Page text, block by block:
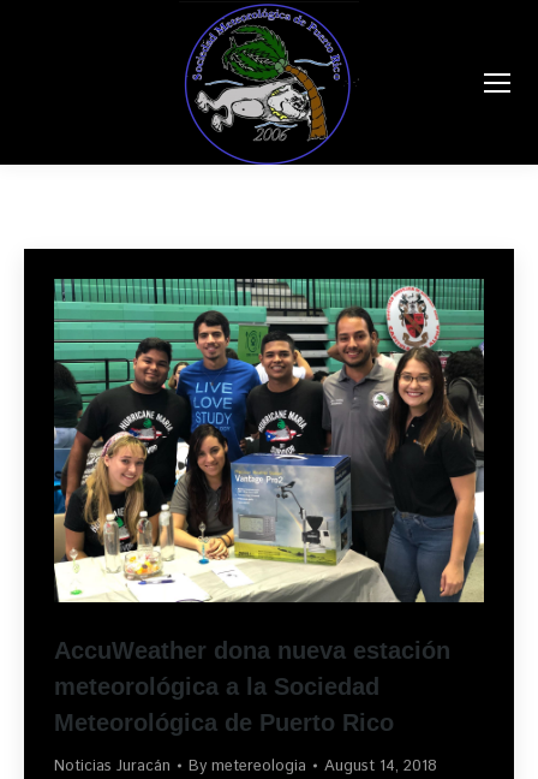
AccuWeather dona nueva estación
meteorológica a la Sociedad
Meteorológica de Puerto Rico
Noticias Juracán By metereologia August 14, 2018